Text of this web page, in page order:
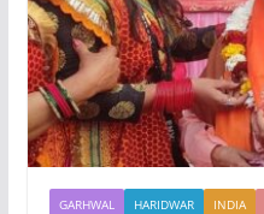
GARHWAL HARIDWAR INDIA